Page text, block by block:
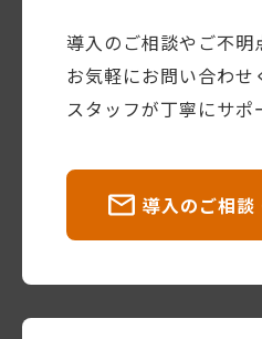
導入のご相談やご不明
お気軽にお問い合わせ
スタッフが丁寧にサポ
導入のご相談